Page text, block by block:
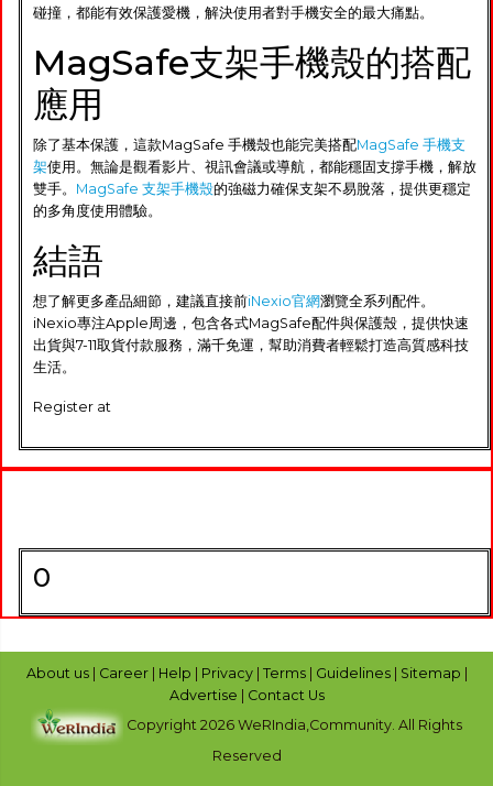
碰撞，都能有效保護愛機，解決使用者對手機安全的最大痛點。
MagSafe支架手機殼的搭配
應用
除了基本保護，這款MagSafe 手機殼也能完美搭配MagSafe 手機支
架使用。無論是觀看影片、視訊會議或導航，都能穩固支撐手機，解放
雙手。 MagSafe 支架手機殼的強磁力確保支架不易脫落，提供更穩定
的多角度使用體驗。
結語
想了解更多產品細節，建議直接前iNexio官網瀏覽全系列配件。
iNexio專注Apple周邊，包含各式MagSafe配件與保護殼，提供快速
出貨與7-11取貨付款服務，滿千免運，幫助消費者輕鬆打造高質感科技
生活。
Register at
0
About us | Career | Help | Privacy | Terms | Guidelines | Sitemap |
Advertise | Contact Us
Copyright 2026 WeRIndia,Community. All Rights
Reserved